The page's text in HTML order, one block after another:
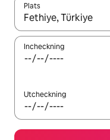
Plats
När resultaten är
Incheckning
Utcheckning